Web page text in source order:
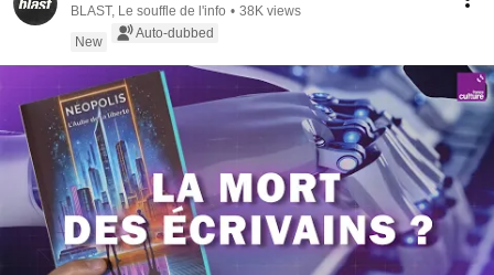
BLAST, Le souffle de l'info • 38K views
New
Auto-dubbed